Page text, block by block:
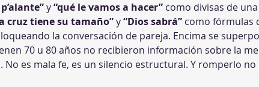
y “qué le vamos a hacer” como divisas de
cruz tiene su tamaño” y “Dios sabrá” como fórmulas
la conversación de pareja. Encima se
70 u 80 años no recibieron información sobre la
es mala fe, es un silencio estructural. Y romperlo no